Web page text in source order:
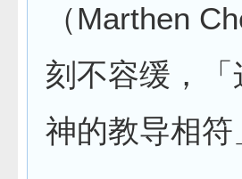
（Marthen
刻不容缓，
神的教导相符